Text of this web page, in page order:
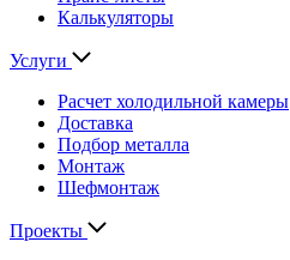
Калькуляторы
Услуги
Расчет холодильной камеры
Доставка
Подбор металла
Монтаж
Шефмонтаж
Проекты